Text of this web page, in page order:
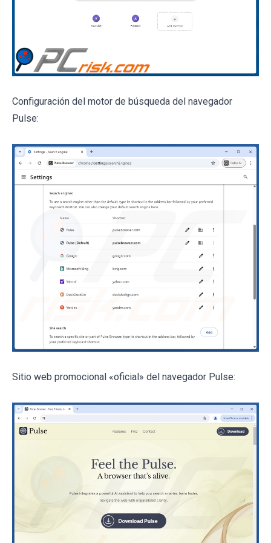
Configuración del motor de búsqueda del navegador
Pulse:
Sitio web promocional «oficial» del navegador Pulse: